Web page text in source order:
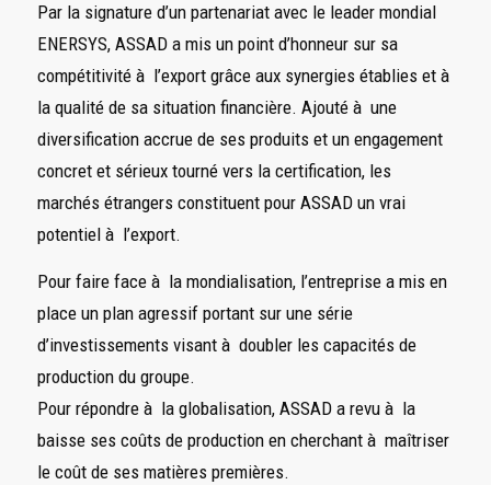
Par la signature d’un partenariat avec le leader mondial
ENERSYS, ASSAD a mis un point d’honneur sur sa
compétitivité à l’export grâce aux synergies établies et à
la qualité de sa situation financière. Ajouté à une
diversification accrue de ses produits et un engagement
concret et sérieux tourné vers la certification, les
marchés étrangers constituent pour ASSAD un vrai
potentiel à l’export.
Pour faire face à la mondialisation, l’entreprise a mis en
place un plan agressif portant sur une série
d’investissements visant à doubler les capacités de
production du groupe.
Pour répondre à la globalisation, ASSAD a revu à la
baisse ses coûts de production en cherchant à maîtriser
le coût de ses matières premières.